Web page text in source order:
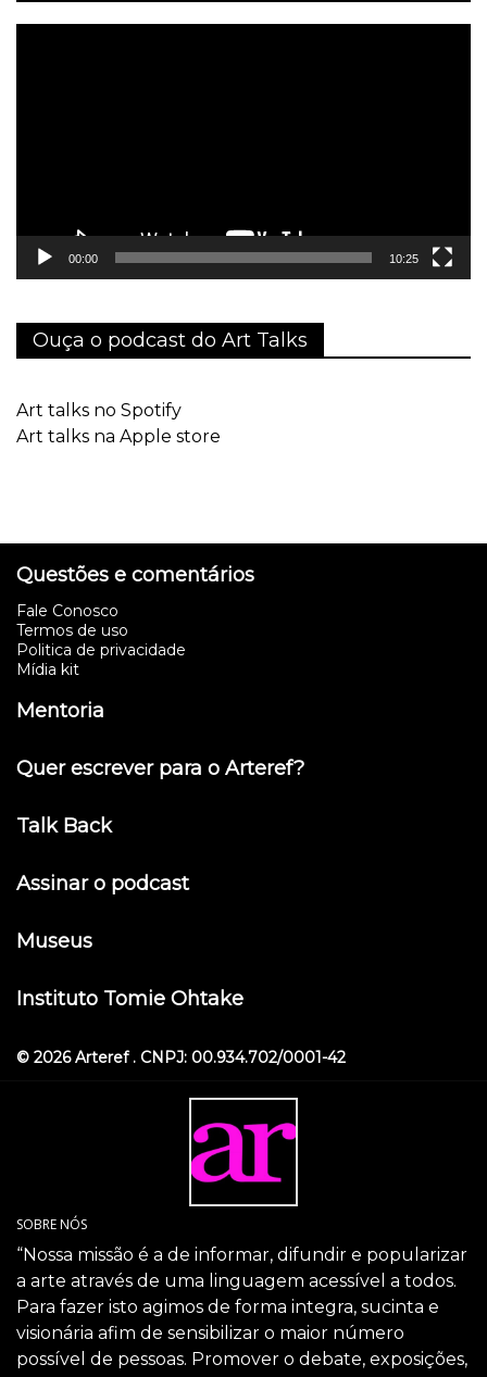
00:00 10:25
Ouça o podcast do Art Talks
Art talks no Spotify
Art talks na Apple store
Questões e comentários
Fale Conosco
Termos de uso
Politica de privacidade
Mídia kit
Mentoria
Quer escrever para o Arteref?
Talk Back
Assinar o podcast
Museus
Instituto Tomie Ohtake
© 2026 Arteref . CNPJ: 00.934.702/0001-42
SOBRE NÓS
“Nossa missão é a de informar, difundir e popularizar
a arte através de uma linguagem acessível a todos.
Para fazer isto agimos de forma integra, sucinta e
visionária afim de sensibilizar o maior número
possível de pessoas. Promover o debate, exposições,